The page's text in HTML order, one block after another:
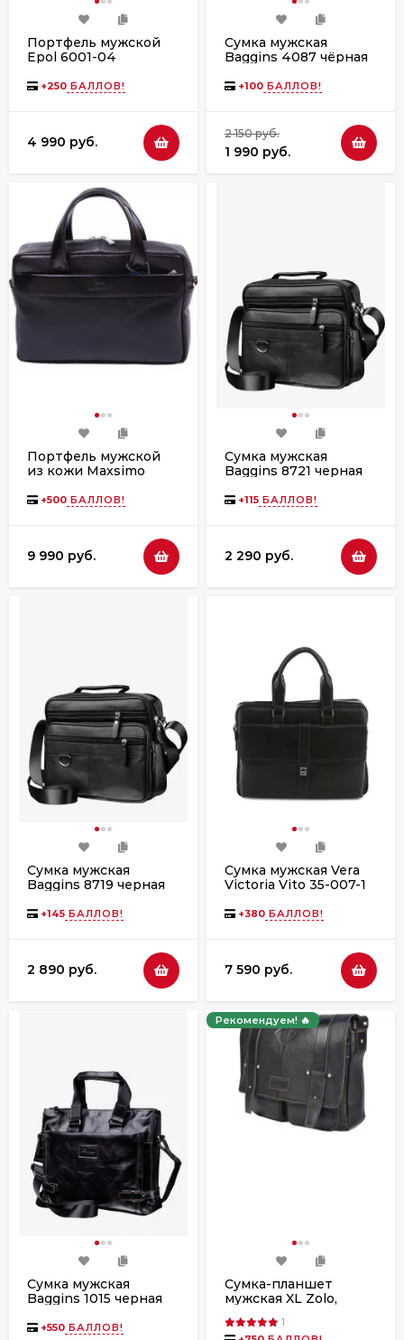
Портфель мужской
Epol 6001-04
+250 БАЛЛОВ!
4 990 руб.
Сумка мужская
Baggins 4087 чёрная
+100 БАЛЛОВ!
2 150 руб.
1 990 руб.
Портфель мужской
из кожи Maxsimo
+500 БАЛЛОВ!
9 990 руб.
Сумка мужская
Baggins 8721 черная
+115 БАЛЛОВ!
2 290 руб.
Сумка мужская
Baggins 8719 черная
+145 БАЛЛОВ!
2 890 руб.
Сумка мужская Vera
Victoria Vito 35-007-1
+380 БАЛЛОВ!
7 590 руб.
Сумка мужская
Baggins 1015 черная
+550 БАЛЛОВ!
Рекомендуем! 🔥
Сумка-планшет
мужская XL Zolo,
1